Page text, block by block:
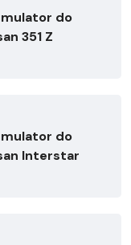
do
351 Z
do
Interstar